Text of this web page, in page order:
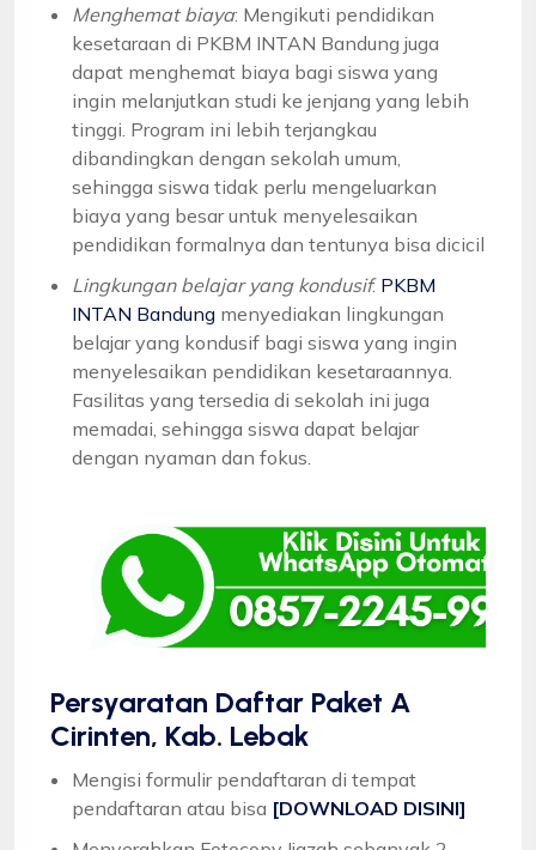
Menghemat biaya: Mengikuti pendidikan
kesetaraan di PKBM INTAN Bandung juga
dapat menghemat biaya bagi siswa yang
ingin melanjutkan studi ke jenjang yang lebih
tinggi. Program ini lebih terjangkau
dibandingkan dengan sekolah umum,
sehingga siswa tidak perlu mengeluarkan
biaya yang besar untuk menyelesaikan
pendidikan formalnya dan tentunya bisa dicicil
Lingkungan belajar yang kondusif: PKBM
INTAN Bandung menyediakan lingkungan
belajar yang kondusif bagi siswa yang ingin
menyelesaikan pendidikan kesetaraannya.
Fasilitas yang tersedia di sekolah ini juga
memadai, sehingga siswa dapat belajar
dengan nyaman dan fokus.
Persyaratan Daftar Paket A
Cirinten, Kab. Lebak
Mengisi formulir pendaftaran di tempat
pendaftaran atau bisa [DOWNLOAD DISINI]